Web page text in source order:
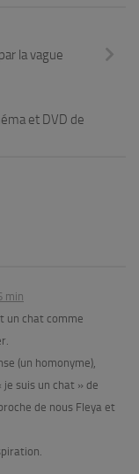
la vague
et DVD de
min
un chat comme
(un homonyme),
je suis un chat » de
de nous Fleya et